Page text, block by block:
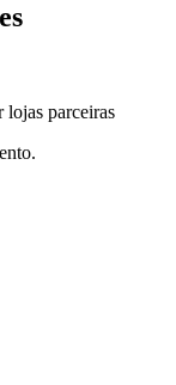
lojas parceiras